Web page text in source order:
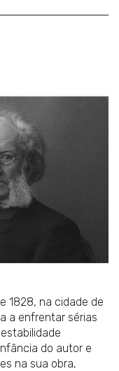
1828, na cidade de
a enfrentar sérias
do autor e
na sua obra,